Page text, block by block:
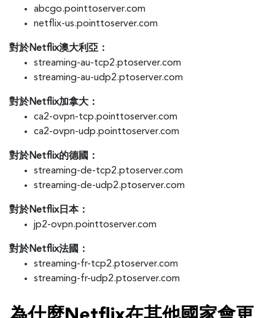
abcgo.pointtoserver.com
netflix-us.pointtoserver.com
對於Netflix澳大利亞：
streaming-au-tcp2.ptoserver.com
streaming-au-udp2.ptoserver.com
對於Netflix加拿大：
ca2-ovpn-tcp.pointtoserver.com
ca2-ovpn-udp.pointtoserver.com
對於Netflix的德國：
streaming-de-tcp2.ptoserver.com
streaming-de-udp2.ptoserver.com
對於Netflix日本：
jp2-ovpn.pointtoserver.com
對於Netflix法國：
streaming-fr-tcp2.ptoserver.com
streaming-fr-udp2.ptoserver.com